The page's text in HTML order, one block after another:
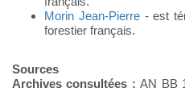
Morin Jean-Pierre - est
forestier français.
Sources
Archives consultées :AN BB